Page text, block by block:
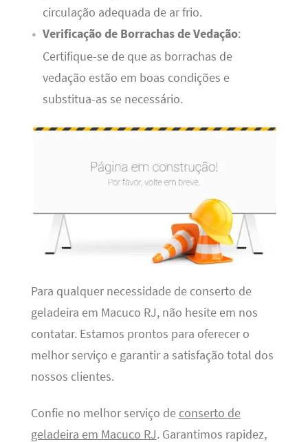
circulação adequada de ar frio.
Verificação de Borrachas de Vedação:
Certifique-se de que as borrachas de
vedação estão em boas condições e
substitua-as se necessário.
Para qualquer necessidade de conserto de
geladeira em Macuco RJ, não hesite em nos
contatar. Estamos prontos para oferecer o
melhor serviço e garantir a satisfação total dos
nossos clientes.
Confie no melhor serviço de conserto de
geladeira em Macuco RJ. Garantimos rapidez,